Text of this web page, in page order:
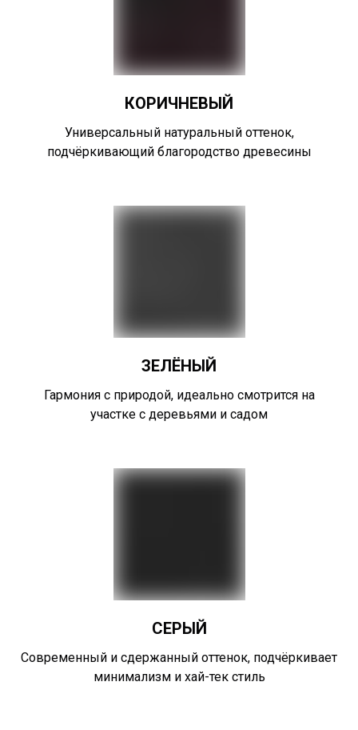
КОРИЧНЕВЫЙ
Универсальный натуральный оттенок,
подчёркивающий благородство древесины
ЗЕЛЁНЫЙ
Гармония с природой, идеально смотрится на
участке с деревьями и садом
СЕРЫЙ
Современный и сдержанный оттенок, подчёркивает
минимализм и хай-тек стиль